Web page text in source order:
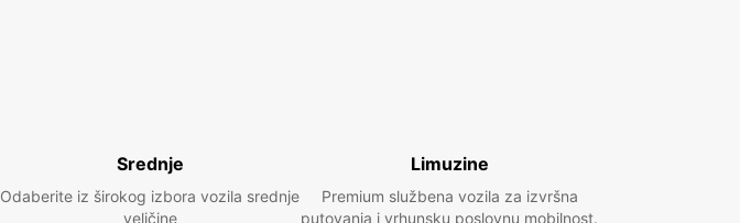
Srednje
Odaberite iz širokog izbora vozila srednje
veličine
Limuzine
Premium službena vozila za izvršna
putovanja i vrhunsku poslovnu mobilnost.